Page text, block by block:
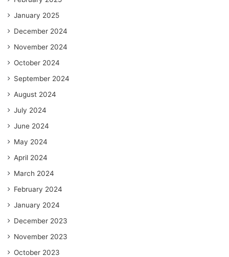
January 2025
December 2024
November 2024
October 2024
September 2024
August 2024
July 2024
June 2024
May 2024
April 2024
March 2024
February 2024
January 2024
December 2023
November 2023
October 2023